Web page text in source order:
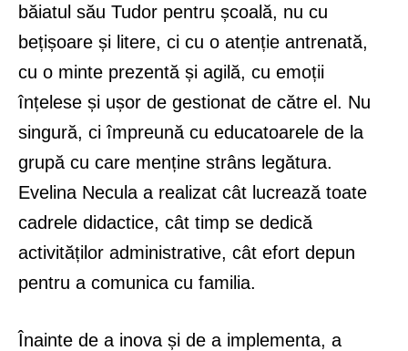
băiatul său Tudor pentru școală, nu cu
bețișoare și litere, ci cu o atenție antrenată,
cu o minte prezentă și agilă, cu emoții
înțelese și ușor de gestionat de către el. Nu
singură, ci împreună cu educatoarele de la
grupă cu care menține strâns legătura.
Evelina Necula a realizat cât lucrează toate
cadrele didactice, cât timp se dedică
activităților administrative, cât efort depun
pentru a comunica cu familia.
Înainte de a inova și de a implementa, a